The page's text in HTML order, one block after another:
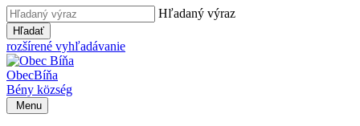
Hľadaný výraz
Hľadať
rozšírené vyhľadávanie
ObecBíňa
Bény község
Menu